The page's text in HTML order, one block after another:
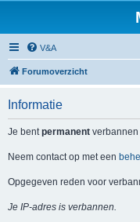
V&A
Forumoverzicht
Informatie
Je bentpermanent verbannen
Neem contact op met een
Opgegeven reden voor
Je IP-adres is verbannen.